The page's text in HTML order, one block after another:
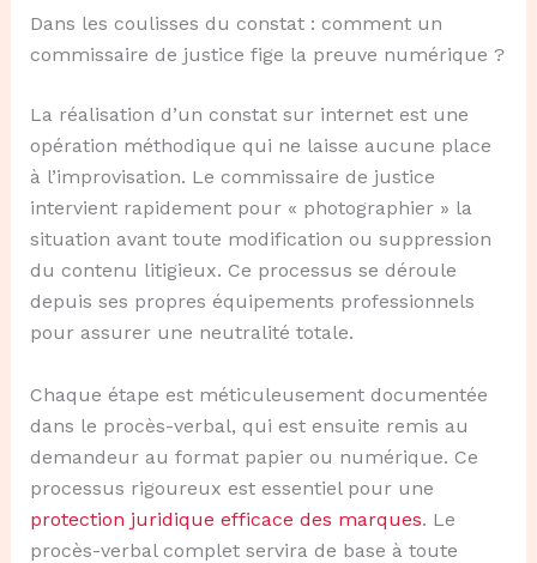
Dans les coulisses du constat : comment un
commissaire de justice fige la preuve numérique ?
La réalisation d’un constat sur internet est une
opération méthodique qui ne laisse aucune place
à l’improvisation. Le commissaire de justice
intervient rapidement pour « photographier » la
situation avant toute modification ou suppression
du contenu litigieux. Ce processus se déroule
depuis ses propres équipements professionnels
pour assurer une neutralité totale.
Chaque étape est méticuleusement documentée
dans le procès-verbal, qui est ensuite remis au
demandeur au format papier ou numérique. Ce
processus rigoureux est essentiel pour une
protection juridique efficace des marques. Le
procès-verbal complet servira de base à toute